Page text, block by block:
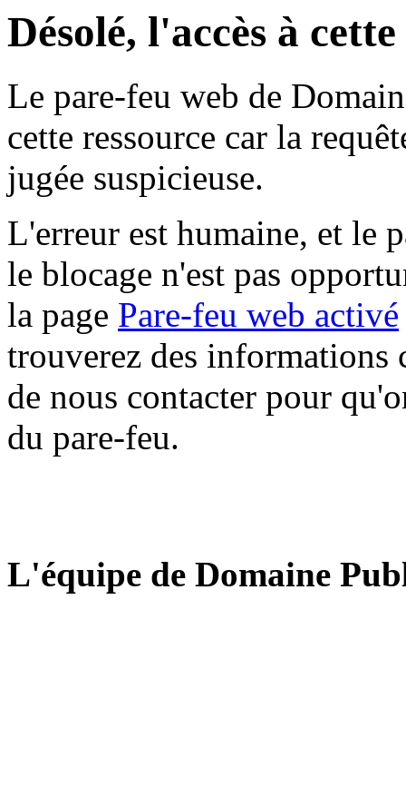
Désolé, l'accès à
Le pare-feu web de
cette ressource car la
jugée suspicieuse.
L'erreur est humaine, et le
le blocage n'est pas
la page Pare-feu web activé
trouverez des informations
de nous contacter pour
du pare-feu.
L'équipe de Domaine